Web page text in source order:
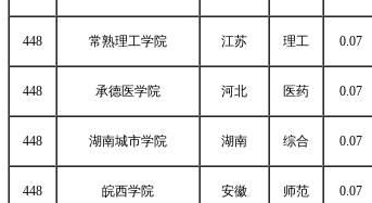
448 常熟理工学院 江苏 理工 0.07
448 承德医学院 河北 医药 0.07
448 湖南城市学院 湖南 综合 0.07
448 皖西学院 安徽 师范 0.07